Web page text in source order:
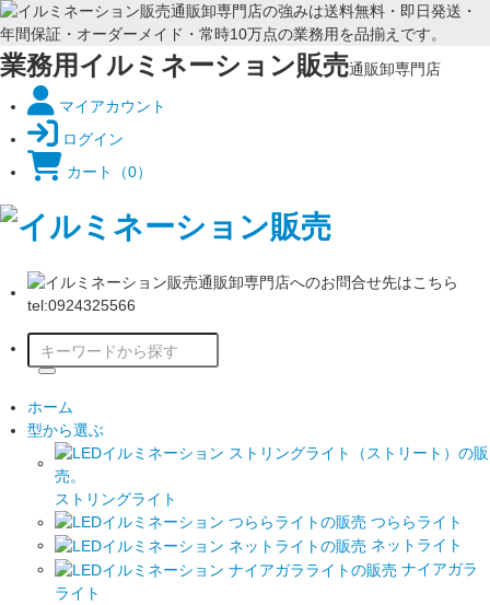
業務用イルミネーション販売通販卸専門店
マイアカウント
ログイン
カート
（0）
ホーム
型から選ぶ
ストリングライト
つららライト
ネットライト
ナイアガラ
ライト